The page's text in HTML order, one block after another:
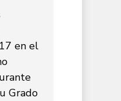
en el
Grado